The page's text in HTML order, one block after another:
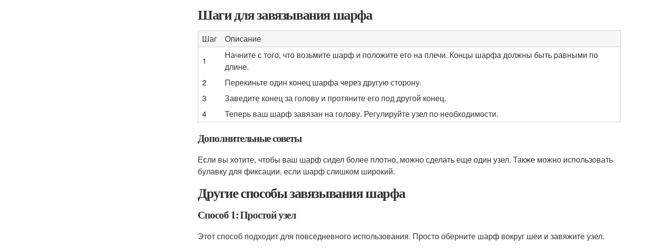
Шаги для завязывания шарфа
Шаг
Описание
1
Начните с того, что возьмите шарф и положите его на плечи. Концы шарфа должны быть равными по
длине.
2
Перекиньте один конец шарфа через другую сторону.
3
Заведите конец за голову и протяните его под другой конец.
4
Теперь ваш шарф завязан на голову. Регулируйте узел по необходимости.
Дополнительные советы
Если вы хотите, чтобы ваш шарф сидел более плотно, можно сделать еще один узел. Также можно использовать
булавку для фиксации, если шарф слишком широкий.
Другие способы завязывания шарфа
Способ 1: Простой узел
Этот способ подходит для повседневного использования. Просто оберните шарф вокруг шеи и завяжите узел.